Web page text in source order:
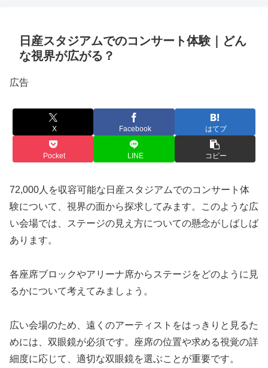
日産スタジアムでのコンサート体験｜どん
な視界が広がる？
広告
X Facebook はてブ
Pocket LINE コピー
72,000人を収容可能な日産スタジアムでのコンサート体
験について、視界の面から探求してみます。このような広
い会場では、ステージの見え方についての懸念がしばしば
あります。
各座席ブロックやアリーナ席からステージをどのように見
るかについて考えてみましょう。
広い会場のため、遠くのアーティストをはっきりと見るた
めには、双眼鏡が必須です。座席の位置や求める視覚の詳
細度に応じて、適切な双眼鏡を選ぶことが重要です。